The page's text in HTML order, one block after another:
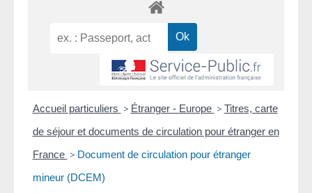
Accueil particuliers > Étranger - Europe > Titres, carte
de séjour et documents de circulation pour étranger en
France > Document de circulation pour étranger
mineur (DCEM)